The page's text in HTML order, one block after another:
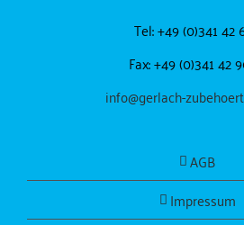
Tel: +49 (0)341 42
Fax: +49 (0)341 42
info@gerlach-
AGB
Impressum